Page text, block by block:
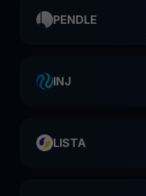
PENDLE
INJ
LISTA